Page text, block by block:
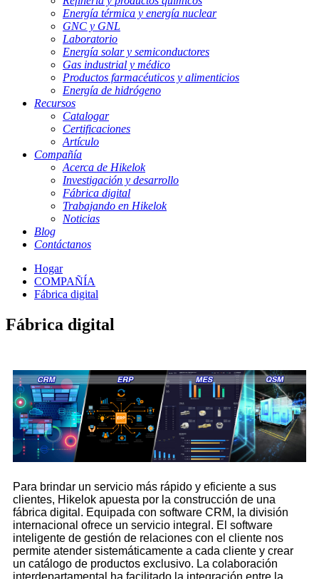
Energía térmica y energía nuclear
GNC y GNL
Laboratorio
Energía solar y semiconductores
Gas industrial y médico
Productos farmacéuticos y alimenticios
Energía de hidrógeno
Recursos
Catalogar
Certificaciones
Artículo
Compañía
Acerca de Hikelok
Investigación y desarrollo
Fábrica digital
Trabajando en Hikelok
Noticias
Blog
Contáctanos
Hogar
COMPAÑÍA
Fábrica digital
Fábrica digital
Para brindar un servicio más rápido y eficiente a sus
clientes, Hikelok apuesta por la construcción de una
fábrica digital. Equipada con software CRM, la división
internacional ofrece un servicio integral. El software
inteligente de gestión de relaciones con el cliente nos
permite atender sistemáticamente a cada cliente y crear
un catálogo de productos exclusivo. La colaboración
interdepartamental ha facilitado la integración entre la